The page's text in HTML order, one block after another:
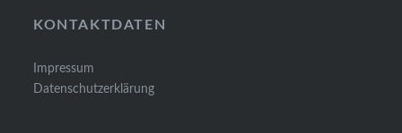
KONTAKTDATEN
Impressum
Datenschutzerklärung